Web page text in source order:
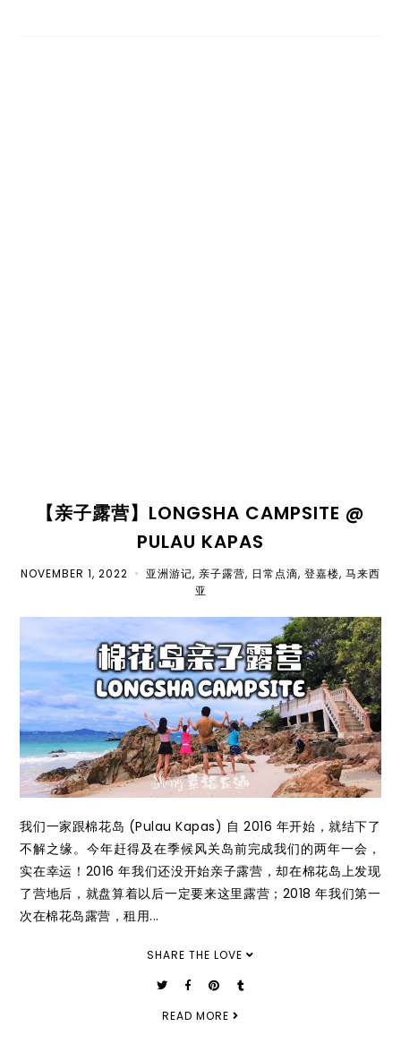
【亲子露营】LONGSHA CAMPSITE @
PULAU KAPAS
NOVEMBER 1, 2022 • 亚洲游记, 亲子露营, 日常点滴, 登嘉楼, 马来西
亚
我们一家跟棉花岛 (Pulau Kapas) 自 2016 年开始，就结下了
不解之缘。今年赶得及在季候风关岛前完成我们的两年一会，
实在幸运！2016 年我们还没开始亲子露营，却在棉花岛上发现
了营地后，就盘算着以后一定要来这里露营；2018 年我们第一
次在棉花岛露营，租用...
SHARE THE LOVE
READ MORE